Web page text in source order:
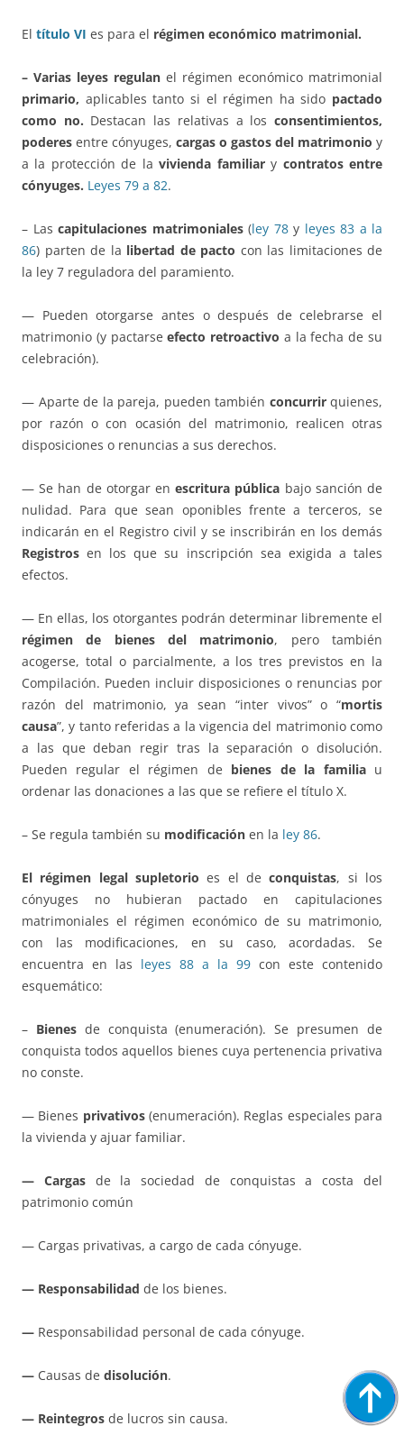
El título VI es para el régimen económico matrimonial.
– Varias leyes regulan el régimen económico matrimonial
primario, aplicables tanto si el régimen ha sido pactado
como no. Destacan las relativas a losconsentimientos,
poderes entre cónyuges, cargas o gastos del matrimonio y
a la protección de la vivienda familiary contratos entre
cónyuges. Leyes 79 a 82.
– Las capitulaciones matrimoniales (ley 78y leyes 83 a la
86) parten de la libertad de pacto con las limitaciones de
la ley 7 reguladora del paramiento.
— Pueden otorgarse antes o después de celebrarse el
matrimonio (y pactarseefecto retroactivo a la fecha de su
celebración).
— Aparte de la pareja, pueden también concurrirquienes,
por razón o con ocasión del matrimonio, realicen otras
disposiciones o renuncias a sus derechos.
— Se han de otorgar enescritura pública bajo sanción de
nulidad. Para que sean oponibles frente a terceros, se
indicarán en el Registro civil y se inscribirán en los demás
Registros en los que su inscripción sea exigida a tales
efectos.
— En ellas, los otorgantes podrán determinar libremente el
régimen de bienes del matrimonio, pero también
acogerse, total o parcialmente, a los tres previstos en la
Compilación. Pueden incluir disposiciones o renuncias por
razón del matrimonio, ya sean “inter vivos” o “mortis
causa”, y tanto referidas a la vigencia del matrimonio como
a las que deban regir tras la separación o disolución.
Pueden regular el régimen de bienes de la familiau
ordenar las donaciones a las que se refiere el título X.
– Se regula también su modificación en la ley 86.
El régimen legal supletorio es el deconquistas, si los
cónyuges no hubieran pactado en capitulaciones
matrimoniales el régimen económico de su matrimonio,
con las modificaciones, en su caso, acordadas. Se
encuentra en las leyes 88 a la 99 con este contenido
esquemático:
– Bienesde conquista (enumeración). Se presumen de
conquista todos aquellos bienes cuya pertenencia privativa
no conste.
— Bienes privativos(enumeración). Reglas especiales para
la vivienda y ajuar familiar.
— Cargasde la sociedad de conquistas a costa del
patrimonio común
— Cargas privativas, a cargo de cada cónyuge.
— Responsabilidad de los bienes.
— Responsabilidad personal de cada cónyuge.
— Causas de disolución.
— Reintegros de lucros sin causa.